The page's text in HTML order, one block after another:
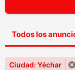
Todos los
Ciudad: Yéchar